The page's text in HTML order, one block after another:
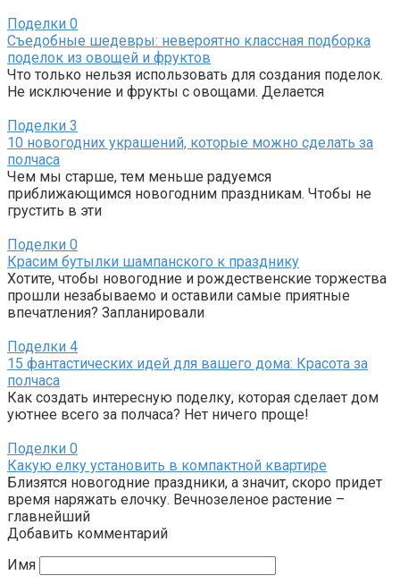
Поделки 0
Съедобные шедевры: невероятно классная подборка
поделок из овощей и фруктов
Что только нельзя использовать для создания поделок.
Не исключение и фрукты с овощами. Делается
Поделки 3
10 новогодних украшений, которые можно сделать за
полчаса
Чем мы старше, тем меньше радуемся
приближающимся новогодним праздникам. Чтобы не
грустить в эти
Поделки 0
Красим бутылки шампанского к празднику
Хотите, чтобы новогодние и рождественские торжества
прошли незабываемо и оставили самые приятные
впечатления? Запланировали
Поделки 4
15 фантастических идей для вашего дома: Красота за
полчаса
Как создать интересную поделку, которая сделает дом
уютнее всего за полчаса? Нет ничего проще!
Поделки 0
Какую елку установить в компактной квартире
Близятся новогодние праздники, а значит, скоро придет
время наряжать елочку. Вечнозеленое растение –
главнейший
Добавить комментарий
Имя